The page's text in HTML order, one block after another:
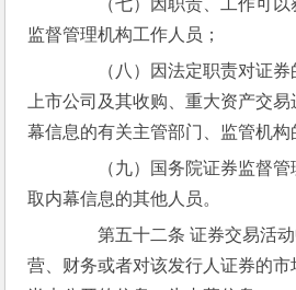
（七）因职责、工作可以
监督管理机构工作人员；
（八）因法定职责对证券
上市公司及其收购、重大资产交
幕信息的有关主管部门、监管机构
（九）国务院证券监督管
取内幕信息的其他人员。
第五十二条 证券交易活动
营、财务或者对该发行人证券的